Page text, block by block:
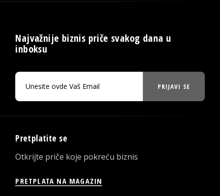
Najvažnije biznis priče svakog dana u
inboksu
PRIJAVI SE
Pretplatite se
Otkrijte priče koje pokreću biznis
PRETPLATA NA MAGAZIN